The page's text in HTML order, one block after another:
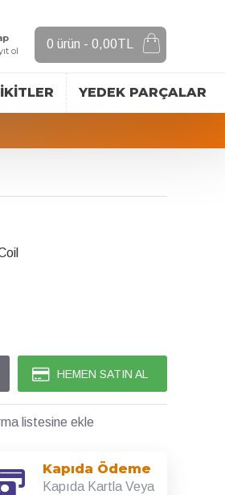
ol
0 ürün - 0,00TL
YEDEK PARÇALAR
HEMEN SATIN AL
listesine ekle
Kapıda Ödeme
Kapıda Kartla Veya